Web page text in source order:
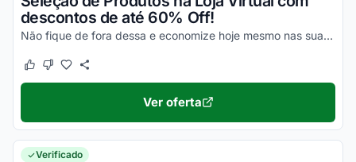
descontos de até 60% Off!
Não fique de fora dessa e economize hoje mesmo nas suas compras!
Este cupom funcionou
Este cupom não funcionou
Ver oferta
Verificado